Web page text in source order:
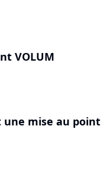
VOLUM
une mise au point